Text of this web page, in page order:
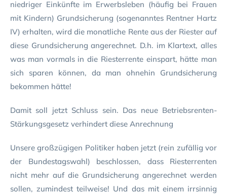
niedriger Einkünfte im Erwerbsleben (häufig bei Frauen
mit Kindern) Grundsicherung (sogenanntes Rentner Hartz
IV) erhalten, wird die monatliche Rente aus der Riester auf
diese Grundsicherung angerechnet. D.h. im Klartext, alles
was man vormals in die Riesterrente einspart, hätte man
sich sparen können, da man ohnehin Grundsicherung
bekommen hätte!
Damit soll jetzt Schluss sein. Das neue Betriebsrenten-
Stärkungsgesetz verhindert diese Anrechnung
Unsere großzügigen Politiker haben jetzt (rein zufällig vor
der Bundestagswahl) beschlossen, dass Riesterrenten
nicht mehr auf die Grundsicherung angerechnet werden
sollen, zumindest teilweise! Und das mit einem irrsinnig